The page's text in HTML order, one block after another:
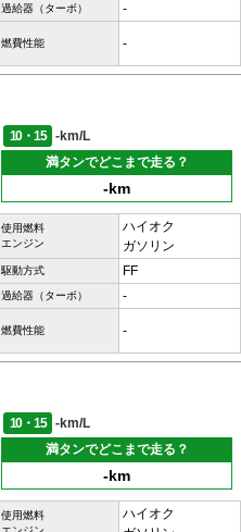
過給器（ターボ） -
燃費性能 -
10・15
-km/L
満タンでどこまで走る？
-km
使用燃料
エンジン
ハイオク
ガソリン
駆動方式 FF
過給器（ターボ） -
燃費性能 -
10・15
-km/L
満タンでどこまで走る？
-km
使用燃料
ハイオク